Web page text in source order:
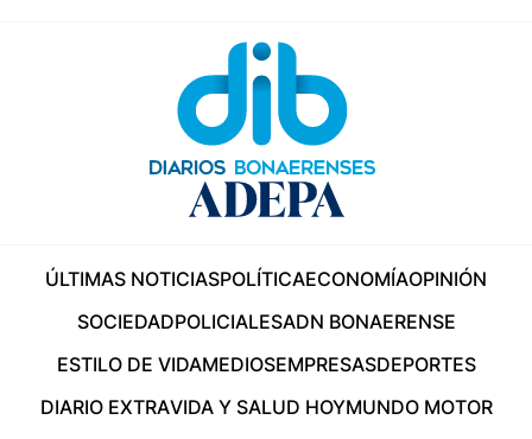
ÚLTIMAS NOTICIASPOLÍTICAECONOMÍAOPINIÓN
SOCIEDADPOLICIALESADN BONAERENSE
ESTILO DE VIDAMEDIOSEMPRESASDEPORTES
DIARIO EXTRAVIDA Y SALUD HOYMUNDO MOTOR